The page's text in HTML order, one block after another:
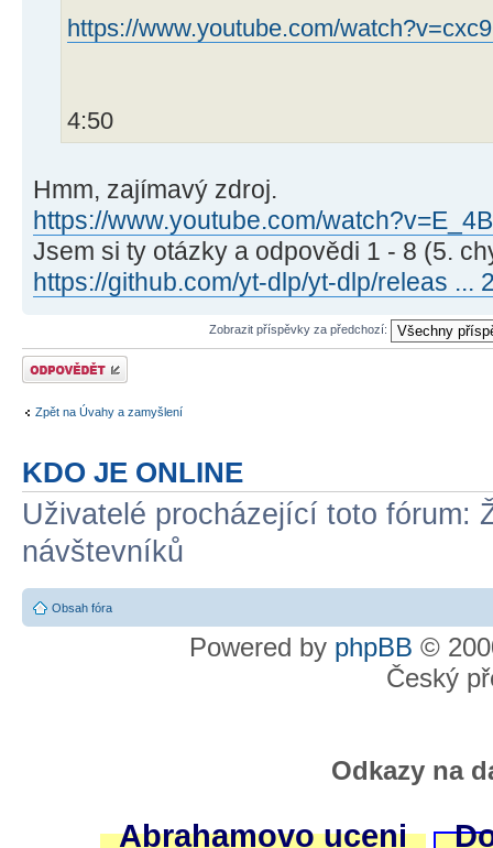
https://www.youtube.com/
4:50
Hmm, zajímavý zdroj.
https://www.youtube.com/
Jsem si ty otázky a odpovědi 1 - 8 (5.
https://github.com/yt-dlp/yt-dlp/releas ...
Zobrazit příspěvky za předchozí:
Odeslat odpověď
Zpět na Úvahy a zamyšlení
KDO JE ONLINE
Uživatelé procházející toto fórum:
návštevníků
Obsah fóra
Powered by phpBB ©
Český
Odkazy na
Abrahamovo uceni